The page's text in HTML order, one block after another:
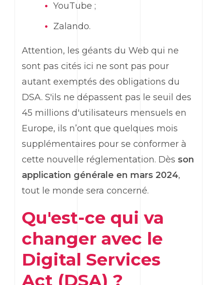
YouTube ;
Zalando.
Attention, les géants du Web qui ne
sont pas cités ici ne sont pas pour
autant exemptés des obligations du
DSA. S'ils ne dépassent pas le seuil des
45 millions d'utilisateurs mensuels en
Europe, ils n’ont que quelques mois
supplémentaires pour se conformer à
cette nouvelle réglementation. Dès son
application générale en mars 2024,
tout le monde sera concerné.
Qu'est-ce qui va
changer avec le
Digital Services
Act (DSA) ?